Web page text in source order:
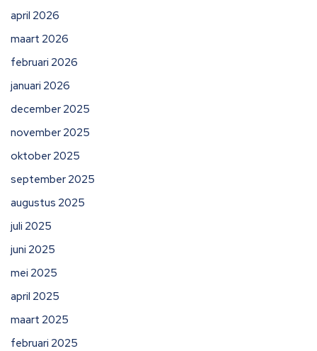
april 2026
maart 2026
februari 2026
januari 2026
december 2025
november 2025
oktober 2025
september 2025
augustus 2025
juli 2025
juni 2025
mei 2025
april 2025
maart 2025
februari 2025